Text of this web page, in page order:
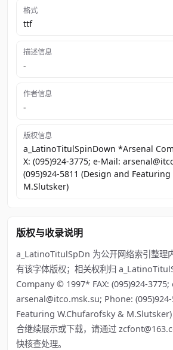
格式
ttf
描述信息
-
作者信息
-
版权信息
a_LatinoTitulSpinDown *Arsenal
X: (095)924-3775; e-Mail:
(095)924-5811 (Design and
M.Slutsker)
版权与收录说明
a_LatinoTitulSpDn 为公开网络索引整理
有该字体版权；相关权利归
Company © 1997* FAX: (095)924-3775;
arsenal@itco.msk.su; Phone:
Featuring W.Chufarofsky & M.Slutsker)
合继续展示或下载，请通过
快核查处理。